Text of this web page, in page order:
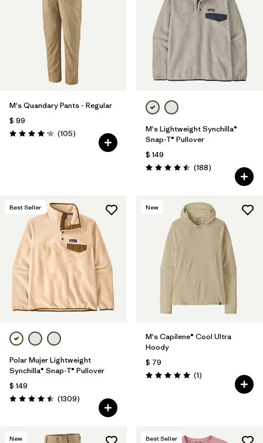
M's Quandary Pants - Regular
$ 99
Valoración: 4.2 / 5
(105Comentarios
)
M's Lightweight Synchilla®
Snap-T® Pullover
$ 149
Valoración: 4.5 / 5
(188Comentarios
)
Best Seller
Polar Mujer Lightweight
Synchilla® Snap-T® Pullover
$ 149
Valoración: 4.5 / 5
(1309Comentarios
)
New
M's Capilene® Cool Ultra
Hoody
$ 79
Valoración: 5.0 / 5
(1Comentarios
)
New Best Seller